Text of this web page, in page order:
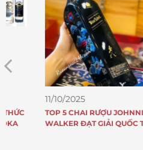
11/10/2025
TOP 5 CHAI RƯỢU JOHNNIE
WALKER ĐẠT GIẢI QUỐC TẾ